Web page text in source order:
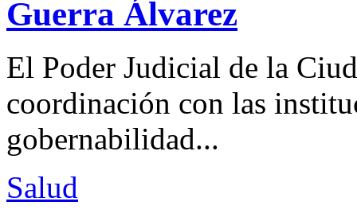
Guerra Álvarez
El Poder Judicial de la
coordinación con las
gobernabilidad...
Salud